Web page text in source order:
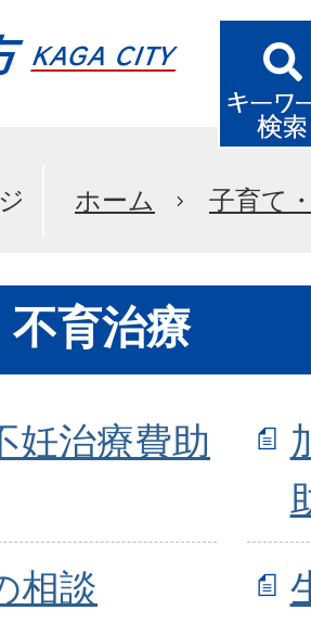
ホーム 子育て
不育治療
妊治療費助
相談